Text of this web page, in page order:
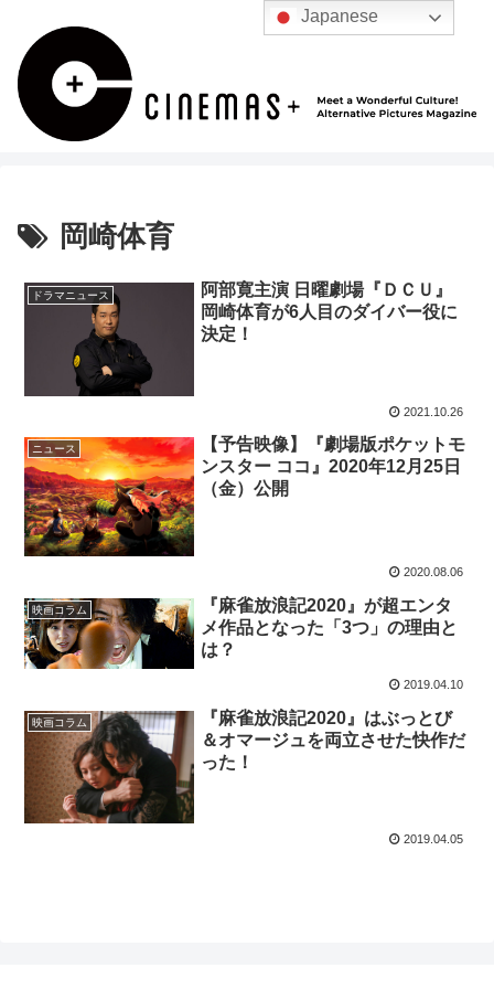
岡崎体育
ドラマニュース
阿部寛主演 日曜劇場『ＤＣＵ』
岡崎体育が6人目のダイバー役に
決定！
2021.10.26
ニュース
【予告映像】『劇場版ポケットモ
ンスター ココ』2020年12月25日
（金）公開
2020.08.06
映画コラム
『麻雀放浪記2020』が超エンタ
メ作品となった「3つ」の理由と
は？
2019.04.10
映画コラム
『麻雀放浪記2020』はぶっとび
＆オマージュを両立させた快作だ
った！
2019.04.05
Japanese